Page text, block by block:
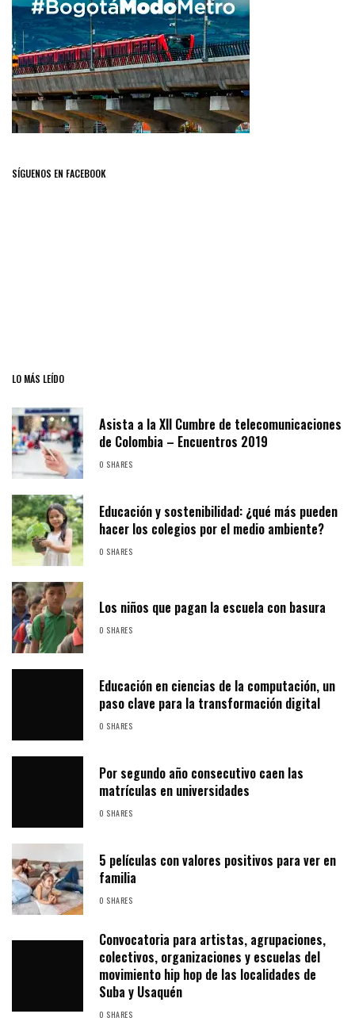
SÍGUENOS EN FACEBOOK
LO MÁS LEÍDO
Asista a la XII Cumbre de telecomunicaciones
de Colombia – Encuentros 2019
0 SHARES
Educación y sostenibilidad: ¿qué más pueden
hacer los colegios por el medio ambiente?
0 SHARES
Los niños que pagan la escuela con basura
0 SHARES
Educación en ciencias de la computación, un
paso clave para la transformación digital
0 SHARES
Por segundo año consecutivo caen las
matrículas en universidades
0 SHARES
5 películas con valores positivos para ver en
familia
0 SHARES
Convocatoria para artistas, agrupaciones,
colectivos, organizaciones y escuelas del
movimiento hip hop de las localidades de
Suba y Usaquén
0 SHARES